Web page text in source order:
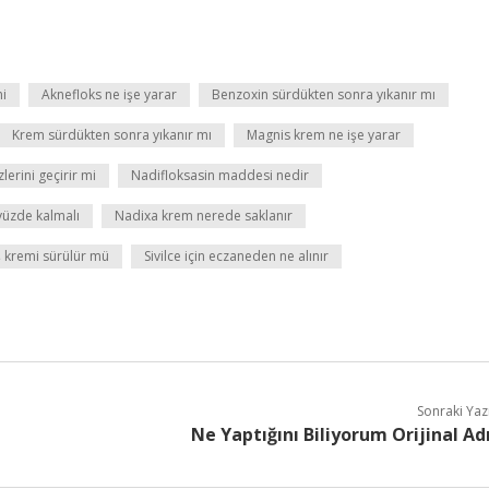
Aknefloks ne işe yarar Benzoxin sürdükten sonra yıkanır mı
Krem sürdükten sonra yıkanır mı Magnis krem ne işe yarar
geçirir mi Nadifloksasin maddesi nedir
kalmalı Nadixa krem nerede saklanır
kremi sürülür mü Sivilce için eczaneden ne alınır
Sonraki
Ne Yaptığını Biliyorum Orijinal